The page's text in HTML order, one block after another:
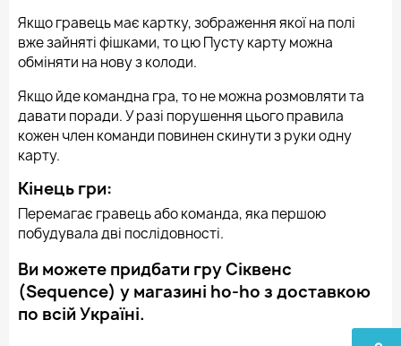
Якщо гравець має картку, зображення якої на полі
вже зайняті фішками, то цю Пусту карту можна
обміняти на нову з колоди.
Якщо йде командна гра, то не можна розмовляти та
давати поради. У разі порушення цього правила
кожен член команди повинен скинути з руки одну
карту.
Кінець гри:
Перемагає гравець або команда, яка першою
побудувала дві послідовності.
Ви можете придбати гру Сіквенс
(Sequence) у магазині ho-ho з доставкою
по всій Україні.